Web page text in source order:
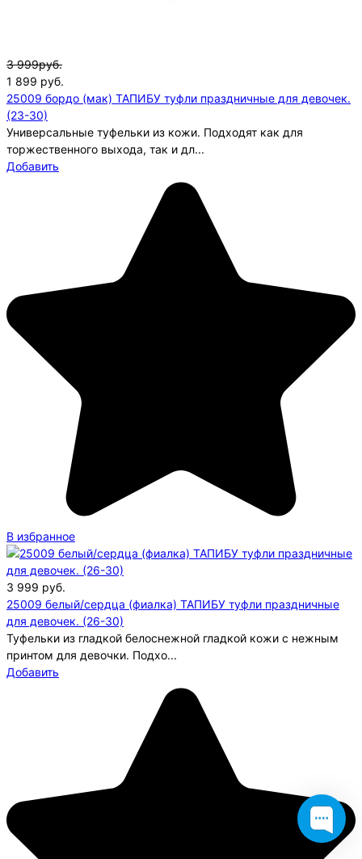
3 999руб.
1 899 руб.
25009 бордо (мак) ТАПИБУ туфли праздничные для девочек.
(23-30)
Универсальные туфельки из кожи. Подходят как для
торжественного выхода, так и дл...
Добавить
В избранное
3 999 руб.
25009 белый/сердца (фиалка) ТАПИБУ туфли праздничные
для девочек. (26-30)
Туфельки из гладкой белоснежной гладкой кожи с нежным
принтом для девочки. Подхо...
Добавить